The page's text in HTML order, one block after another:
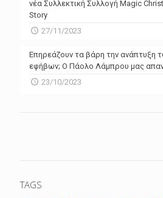
νέα Συλλεκτική Συλλογή Magic
Story
27/11/2023
Επηρεάζουν τα βάρη την ανάπτυξη
εφήβων; Ο Πάολο Λάμπρου μας
23/10/2023
TAGS